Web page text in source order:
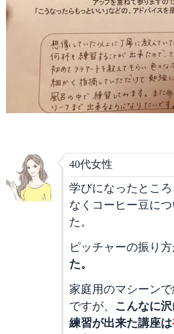
40代女性
学びになったとこ
なくコーヒー豆に
た。
ピッチャーの振り
た。
家庭用のマシーン
ですが、 こんなに
練習が出来た講座は